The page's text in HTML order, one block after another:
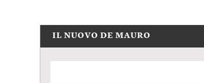
IL NUOVO DE MAURO